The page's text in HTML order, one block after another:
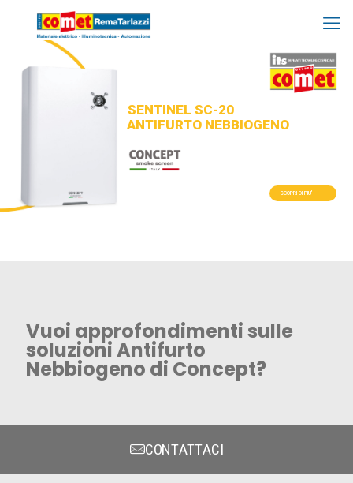
SENTINEL SC-20
SCOPRI DI PIU'
ANTIFURTO NEBBIOGENO
Vuoi approfondimenti sulle
soluzioni Antifurto
Nebbiogeno di Concept?
CONTATTACI